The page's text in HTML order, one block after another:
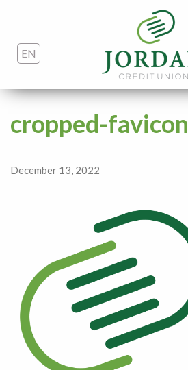
EN
cropped-
December 13, 2022